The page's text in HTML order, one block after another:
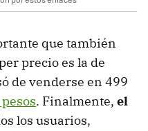
que también
precio es la de
de venderse en 499
. Finalmente, el
los usuarios,